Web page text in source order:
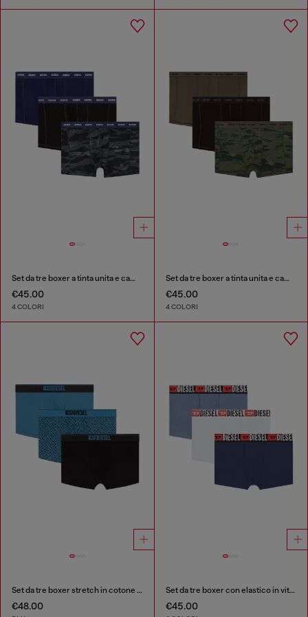
Set da tre boxer a tinta unita e camouflage
€45.00
4 COLORI
Set da tre boxer a tinta unita e camouflage
€45.00
4 COLORI
Set da tre boxer stretch in cotone con monogram
€48.00
Set da tre boxer con elastico in vita con logo all-over
€45.00